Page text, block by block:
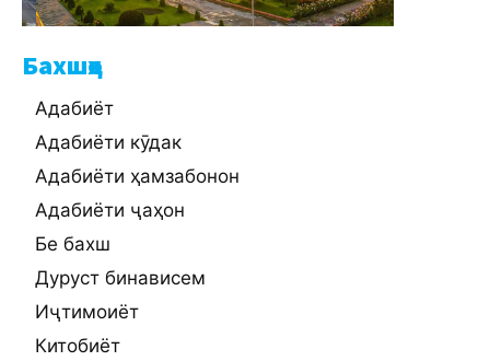
Бахшҳо
Адабиёт
Адабиёти кӯдак
Адабиёти ҳамзабонон
Адабиёти ҷаҳон
Бе бахш
Дуруст бинависем
Иҷтимоиёт
Китобиёт